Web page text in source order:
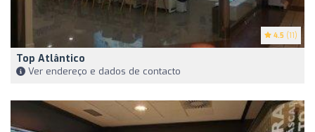
4.5 (11)
Top Atlântico
Ver endereço e dados de contacto